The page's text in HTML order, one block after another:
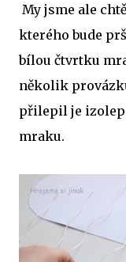
My jsme ale
kterého bude
bílou čtvrtku
několik
přilepil je
mraku.